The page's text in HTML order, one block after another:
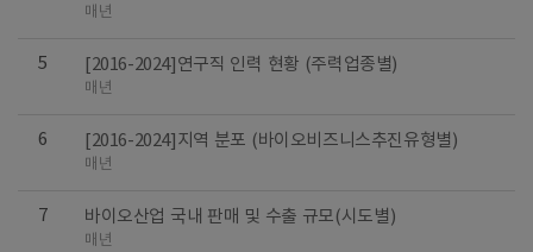
매년
5 [2016-2024]연구직 인력 현황 (주력업종별)
매년
6 [2016-2024]지역 분포 (바이오비즈니스추진유형별)
매년
7 바이오산업 국내 판매 및 수출 규모(시도별)
매년